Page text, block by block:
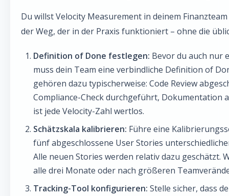
Du willst Velocity Measurement in deinem
der Weg, der in der Praxis funktioniert – ohne die
Definition of Done festlegen: Bevor du auch nur
muss dein Team eine verbindliche Definition of
gehören dazu typischerweise: Code Review
Compliance-Check durchgeführt, Dokumentation
ist jede Velocity-Zahl wertlos.
Schätzskala kalibrieren: Führe eine
fünf abgeschlossene User Stories
Alle neuen Stories werden relativ dazu geschätzt.
alle drei Monate oder nach größeren
Tracking-Tool konfigurieren: Stelle sicher, dass